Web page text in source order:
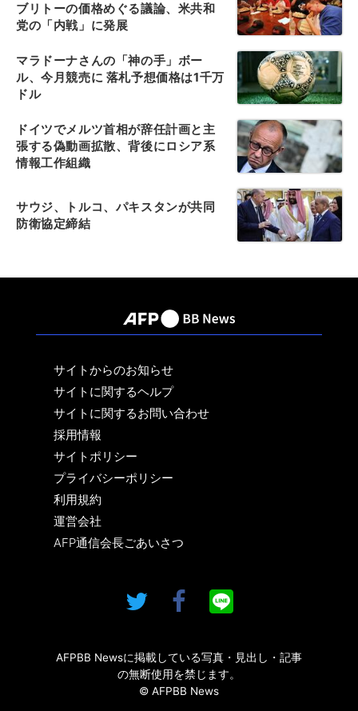
ブリトーの価格めぐる議論、米共和
党の「内戦」に発展
マラドーナさんの「神の手」ボー
ル、今月競売に 落札予想価格は1千万
ドル
ドイツでメルツ首相が辞任計画と主
張する偽動画拡散、背後にロシア系
情報工作組織
サウジ、トルコ、パキスタンが共同
防衛協定締結
サイトからのお知らせ
サイトに関するヘルプ
サイトに関するお問い合わせ
採用情報
サイトポリシー
プライバシーポリシー
利用規約
運営会社
AFP通信会長ごあいさつ
AFPBB Newsに掲載している写真・見出し・記事
の無断使用を禁じます。
© AFPBB News